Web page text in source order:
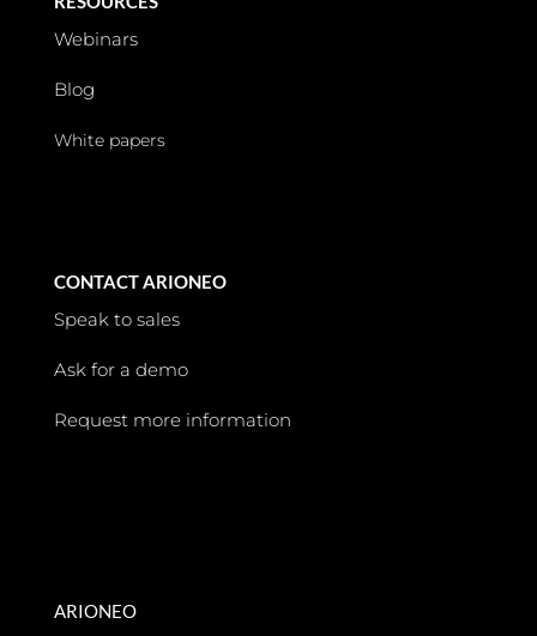
Webinars
Blog
White papers
CONTACT ARIONEO
Speak to sales
Ask for a demo
Request more information
ARIONEO